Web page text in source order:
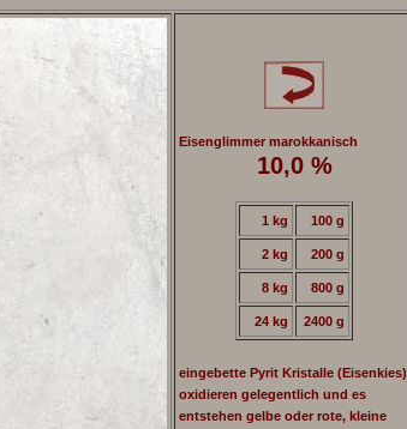
Eisenglimmer marokkanisch
10,0 %
1 kg 100 g
2 kg 200 g
8 kg 800 g
24 kg 2400 g
eingebette Pyrit Kristalle (Eisenkies)
oxidieren gelegentlich und es
entstehen gelbe oder rote, kleine